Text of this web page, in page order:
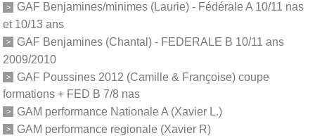
GAF Benjamines/minimes (Laurie) - Fédérale A 10/11 nas
et 10/13 ans
GAF Benjamines (Chantal) - FEDERALE B 10/11 ans
2009/2010
GAF Poussines 2012 (Camille & Françoise) coupe
formations + FED B 7/8 nas
GAM performance Nationale A (Xavier L.)
GAM performance regionale (Xavier R)